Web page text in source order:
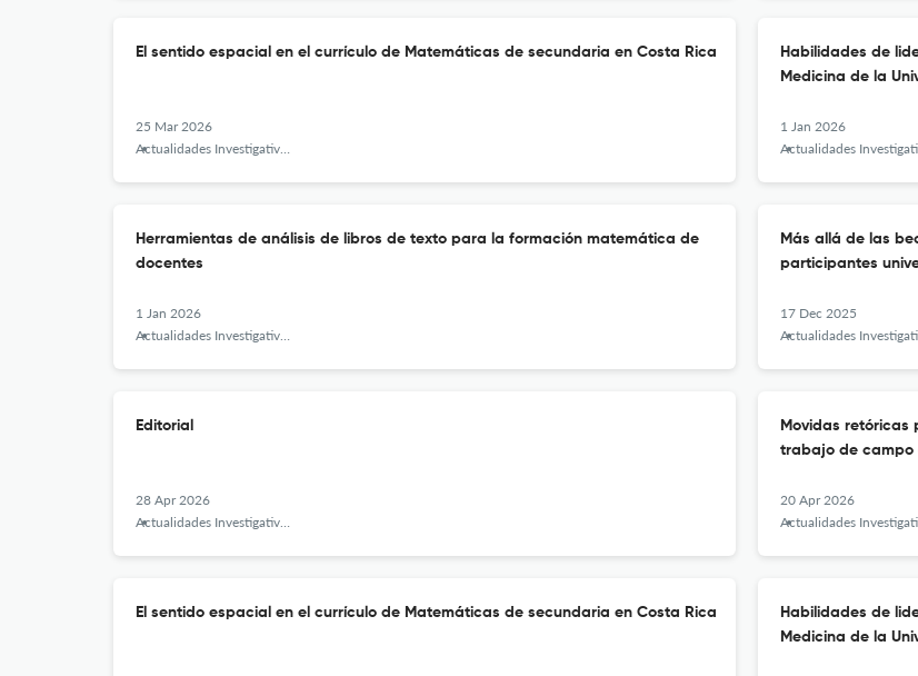
El sentido espacial en el currículo de Matemáticas de secundaria en Costa Rica
25 Mar 2026
Actualidades Investigativas en Educación
Habilidades de
Medicina de la
1 Jan 2026
Actualidades Investigativas en
Herramientas de análisis de libros de texto para la formación matemática de
docentes
1 Jan 2026
Actualidades Investigativas en Educación
Más allá de las
participantes
17 Dec 2025
Actualidades Investigativas en
Editorial
28 Apr 2026
Actualidades Investigativas en Educación
Movidas retóricas
trabajo de campo
20 Apr 2026
Actualidades Investigativas en
El sentido espacial en el currículo de Matemáticas de secundaria en Costa Rica
Habilidades de
Medicina de la